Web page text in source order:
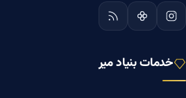
خدمات بنیاد میر